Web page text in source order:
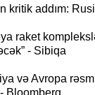
addım:
raket
- Sibiqa
və Avropa
Bloomberg